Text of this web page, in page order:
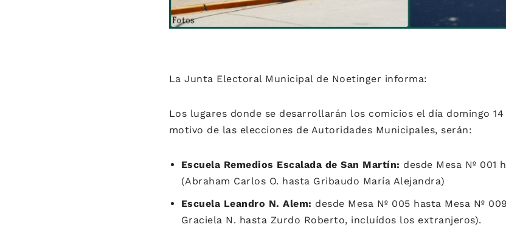
La Junta Electoral Municipal de Noetinger informa:
Los lugares donde se desarrollarán los comicios el día domingo 14
motivo de las elecciones de Autoridades Municipales, serán:
Escuela Remedios Escalada de San Martín: desde Mesa Nº 001
(Abraham Carlos O. hasta Gribaudo María Alejandra)
Escuela Leandro N. Alem: desde Mesa Nº 005 hasta Mesa Nº
Graciela N. hasta Zurdo Roberto, incluídos los extranjeros).